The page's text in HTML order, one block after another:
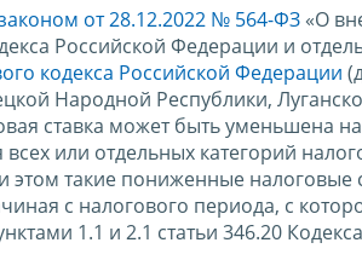
от 28.12.2022 № 564-ФЗ «О
Российской Федерации и
кодекса Российской Федерации
Народной Республики,
ставка может быть уменьшена
или отдельных категорий
этом такие пониженные
с налогового периода, с
1.1 и 2.1 статьи 346.20